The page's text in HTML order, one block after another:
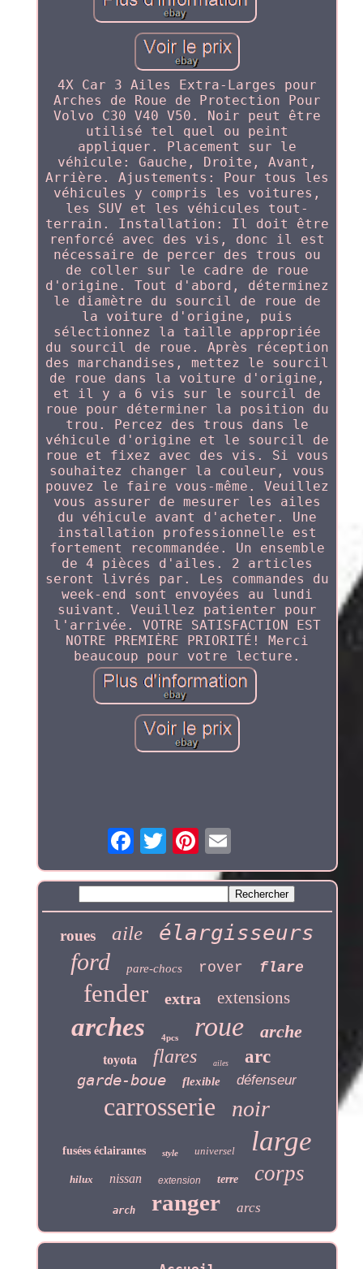
4X Car 3 Ailes Extra-Larges pour
Arches de Roue de Protection Pour
Volvo C30 V40 V50. Noir peut être
utilisé tel quel ou peint
appliquer. Placement sur le
véhicule: Gauche, Droite, Avant,
Arrière. Ajustements: Pour tous les
véhicules y compris les voitures,
les SUV et les véhicules tout-
terrain. Installation: Il doit être
renforcé avec des vis, donc il est
nécessaire de percer des trous ou
de coller sur le cadre de roue
d'origine. Tout d'abord, déterminez
le diamètre du sourcil de roue de
la voiture d'origine, puis
sélectionnez la taille appropriée
du sourcil de roue. Après réception
des marchandises, mettez le sourcil
de roue dans la voiture d'origine,
et il y a 6 vis sur le sourcil de
roue pour déterminer la position du
trou. Percez des trous dans le
véhicule d'origine et le sourcil de
roue et fixez avec des vis. Si vous
souhaitez changer la couleur, vous
pouvez le faire vous-même. Veuillez
vous assurer de mesurer les ailes
du véhicule avant d'acheter. Une
installation professionnelle est
fortement recommandée. Un ensemble
de 4 pièces d'ailes. 2 articles
seront livrés par. Les commandes du
week-end sont envoyées au lundi
suivant. Veuillez patienter pour
l'arrivée. VOTRE SATISFACTION EST
NOTRE PREMIÈRE PRIORITÉ! Merci
beaucoup pour votre lecture.
roues aile élargisseurs
ford pare-chocs rover flare
fender extra extensions
arches 4pcs roue arche
toyota flares ailes arc
garde-boue flexible défenseur
carrosserie noir
fusées éclairantes style universel large
hilux nissan extension terre corps
arch ranger arcs